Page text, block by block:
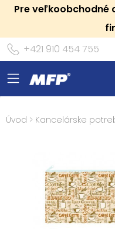
Pre veľkoobchodné
+421 910 454 755
Úvod > Kancelárske